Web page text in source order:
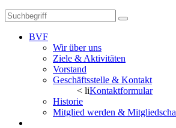
BVF
Wir über uns
Ziele & Aktivitäten
Vorstand
Geschäftsstelle & Kontakt
< liKontaktformular
Historie
Mitglied werden &